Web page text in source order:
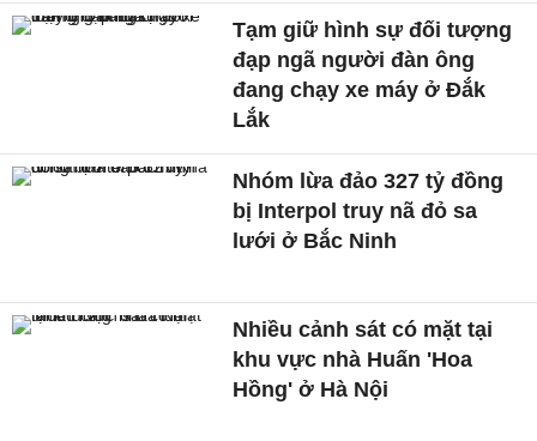
Tạm giữ hình sự đối tượng
đạp ngã người đàn ông
đang chạy xe máy ở Đắk
Lắk
Nhóm lừa đảo 327 tỷ đồng
bị Interpol truy nã đỏ sa
lưới ở Bắc Ninh
Nhiều cảnh sát có mặt tại
khu vực nhà Huấn 'Hoa
Hồng' ở Hà Nội